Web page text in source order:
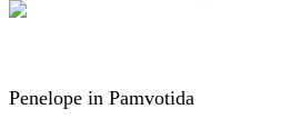
Penelope in Pamvotida